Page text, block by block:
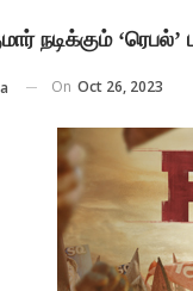
நடிக்கும்
On Oct 26, 2023